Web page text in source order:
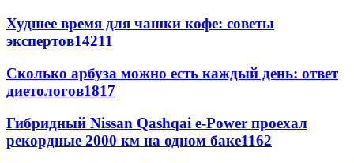
Худшее время для чашки кофе: советы
экспертов14211
Сколько арбуза можно есть каждый день: ответ
диетологов1817
Гибридный Nissan Qashqai e-Power проехал
рекордные 2000 км на одном баке1162